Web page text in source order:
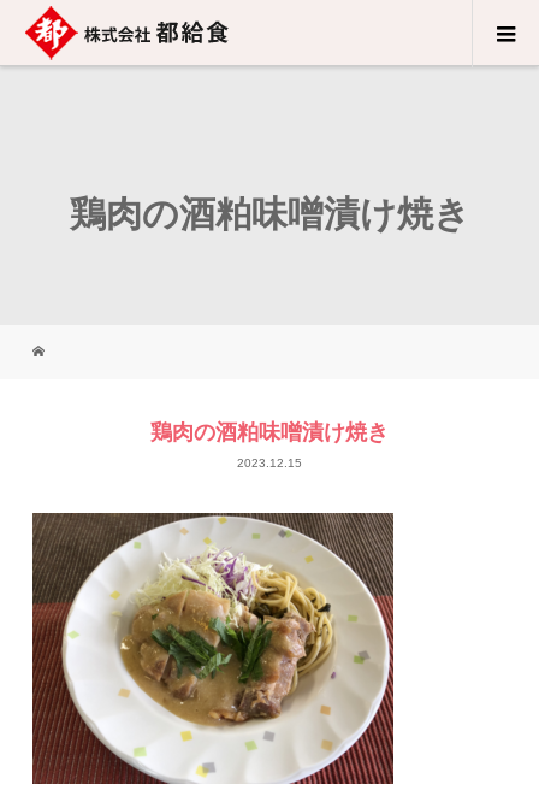
鶏肉の酒粕味噌漬け焼き
鶏肉の酒粕味噌漬け焼き
2023.12.15